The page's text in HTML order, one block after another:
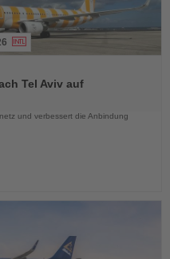
Tel Aviv auf
und verbessert die Anbindung